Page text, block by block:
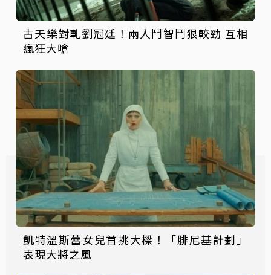
古天樂對軋劉冠廷！兩人鬥智鬥狠較勁 互相
瘋狂大嗆
凱特溫斯蕾女兒首挑大樑！「腓尼基計劃」
表現大將之風